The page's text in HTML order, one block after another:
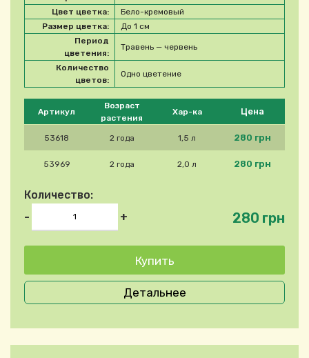
Please select product
Артикул
Возраст
растения
Хар-ка Цена
53618 2 года 1,5 л 280 грн
53969 2 года 2,0 л 280 грн
Количество:
-
+ 280 грн
Цвет цветка:
Бело-кремовый
Размер цветка:
До 1 см
Период
цветения:
Травень — червень
Количество
цветов:
Одно цветение
Детальнее